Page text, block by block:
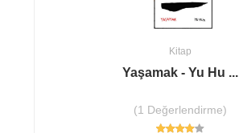
Kitap
Yaşamak - Yu Hu ...
(1 Değerlendirme)